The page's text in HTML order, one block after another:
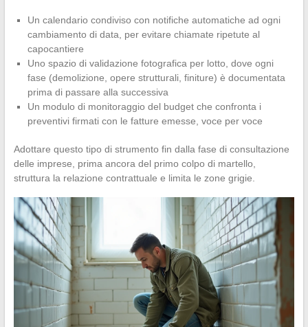
Un calendario condiviso con notifiche automatiche ad ogni
cambiamento di data, per evitare chiamate ripetute al
capocantiere
Uno spazio di validazione fotografica per lotto, dove ogni
fase (demolizione, opere strutturali, finiture) è documentata
prima di passare alla successiva
Un modulo di monitoraggio del budget che confronta i
preventivi firmati con le fatture emesse, voce per voce
Adottare questo tipo di strumento fin dalla fase di consultazione
delle imprese, prima ancora del primo colpo di martello,
struttura la relazione contrattuale e limita le zone grigie.